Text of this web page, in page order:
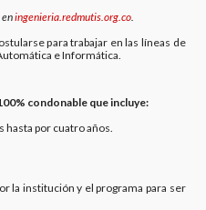
eningenieria.redmutis.org.co.
para trabajar en las líneas de
e Informática.
condonable que incluye:
hasta por cuatro años.
la institución y el programa para ser